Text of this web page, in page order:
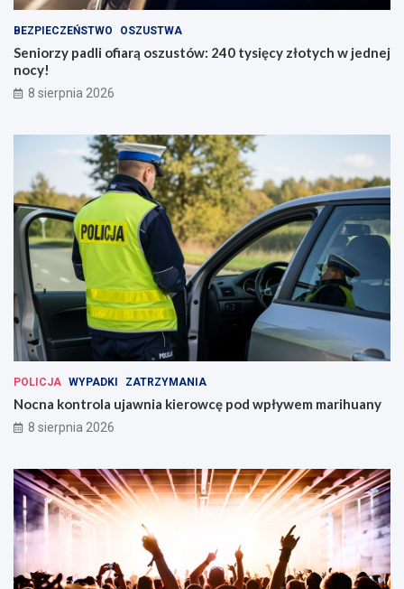
BEZPIECZEŃSTWO OSZUSTWA
Seniorzy padli ofiarą oszustów: 240 tysięcy złotych w jednej
nocy!
8 sierpnia 2026
POLICJA WYPADKI ZATRZYMANIA
Nocna kontrola ujawnia kierowcę pod wpływem marihuany
8 sierpnia 2026